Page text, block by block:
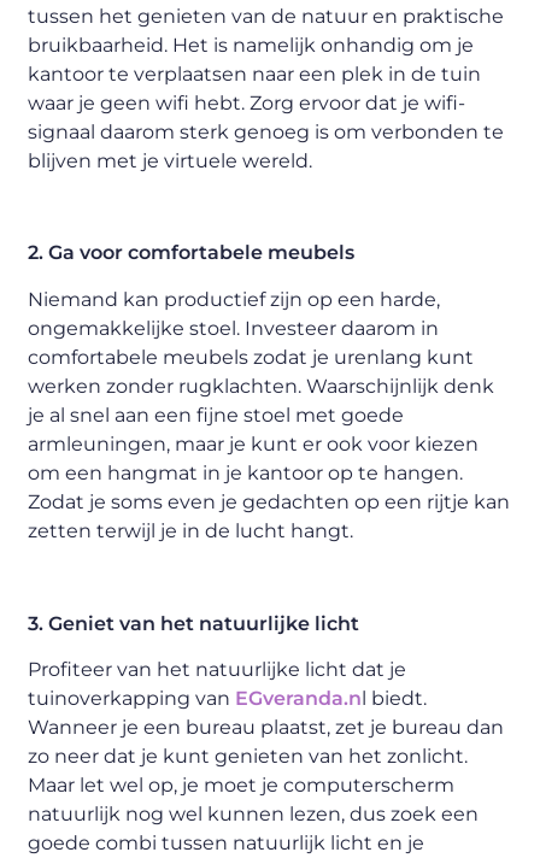
tussen het genieten van de natuur en praktische
bruikbaarheid. Het is namelijk onhandig om je
kantoor te verplaatsen naar een plek in de tuin
waar je geen wifi hebt. Zorg ervoor dat je wifi-
signaal daarom sterk genoeg is om verbonden te
blijven met je virtuele wereld.
2. Ga voor comfortabele meubels
Niemand kan productief zijn op een harde,
ongemakkelijke stoel. Investeer daarom in
comfortabele meubels zodat je urenlang kunt
werken zonder rugklachten. Waarschijnlijk denk
je al snel aan een fijne stoel met goede
armleuningen, maar je kunt er ook voor kiezen
om een hangmat in je kantoor op te hangen.
Zodat je soms even je gedachten op een rijtje kan
zetten terwijl je in de lucht hangt.
3. Geniet van het natuurlijke licht
Profiteer van het natuurlijke licht dat je
tuinoverkapping van EGveranda.nl biedt.
Wanneer je een bureau plaatst, zet je bureau dan
zo neer dat je kunt genieten van het zonlicht.
Maar let wel op, je moet je computerscherm
natuurlijk nog wel kunnen lezen, dus zoek een
goede combi tussen natuurlijk licht en je